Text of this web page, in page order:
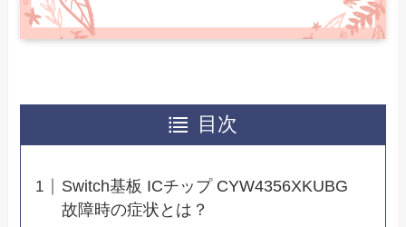
目次
Switch基板 ICチップ CYW4356XKUBG
故障時の症状とは？